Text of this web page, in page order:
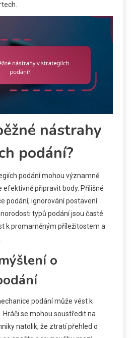
nástrahy
podání?
podání mohou významně
efektivně připravit body. Přílišné
podání, ignorování postavení
typů podání jsou časté
k promarněným příležitostem a
o
podání může vést k
Hráči se mohou soustředit na
natolik, že ztratí přehled o